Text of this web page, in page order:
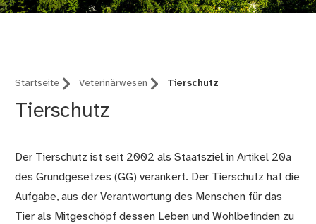
Startseite Veterinärwesen Tierschutz
Tierschutz
Der Tierschutz ist seit 2002 als Staatsziel in Artikel 20a
des Grundgesetzes (GG) verankert. Der Tierschutz hat die
Aufgabe, aus der Verantwortung des Menschen für das
Tier als Mitgeschöpf dessen Leben und Wohlbefinden zu